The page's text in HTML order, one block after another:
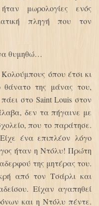
μωρολογίες ενός
πληγή που τον
θυμηθώ…
όπου έτσι κι
θάνατο της μάνας του,
στο Saint Louis στον
δεν τα πήγαινε με
που το παράτησε.
ένα επιπλέον λόγο
ήταν η Ντόλυ! Πρώτη
της μητέρας του.
από τον Τσάρλι και
Είχαν αγαπηθεί
και η Ντόλυ πέντε.